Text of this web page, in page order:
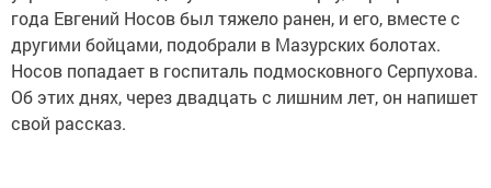
года Евгений Носов был тяжело ранен, и его, вместе с
другими бойцами, подобрали в Мазурских болотах.
Носов попадает в госпиталь подмосковного Серпухова.
Об этих днях, через двадцать с лишним лет, он напишет
свой рассказ.